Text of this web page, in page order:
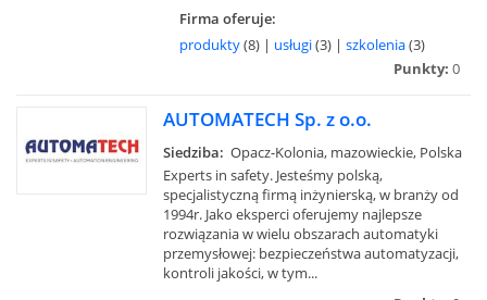
Firma oferuje:
produkty(8) | usługi(3) | szkolenia(3)
Punkty: 0
AUTOMATECH Sp. z o.o.
Siedziba: Opacz-Kolonia, mazowieckie, Polska
Experts in safety. Jesteśmy polską,
specjalistyczną firmą inżynierską, w branży od
1994r. Jako eksperci oferujemy najlepsze
rozwiązania w wielu obszarach automatyki
przemysłowej: bezpieczeństwa automatyzacji,
kontroli jakości, w tym...